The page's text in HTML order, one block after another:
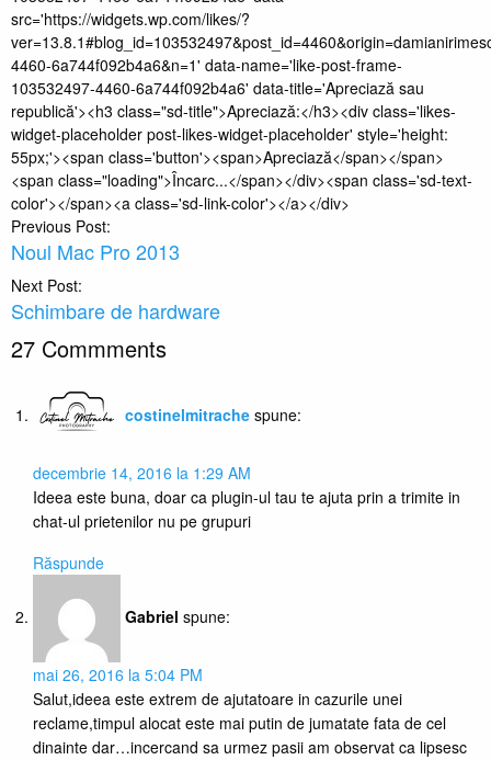
o
fereastră
nouă)
o
fereastră
nouă)
fereastră
nouă)
o
fereastră
nouă) nouă)
src='https://widgets.wp.com/likes/?
4460-6a744f092b4a6&n=1' data-name='like-post-frame-
103532497-4460-6a744f092b4a6' data-title='Apreciază sau
republică'><h3 class="sd-title">Apreciază:</h3><div class='likes-
widget-placeholder post-likes-widget-placeholder' style='height:
55px;'><span class='button'><span>Apreciază</span></span>
<span class="loading">Încarc...</span></div><span class='sd-text-
color'></span><a class='sd-link-color'></a></div>
Post
navigation
Previous Post:
Noul Mac Pro 2013
Next Post:
Schimbare de hardware
27 Commments
costinelmitrache spune:
decembrie 14, 2016 la 1:29 AM
Ideea este buna, doar ca plugin-ul tau te ajuta prin a trimite in
chat-ul prietenilor nu pe grupuri
Răspunde
Gabriel spune:
mai 26, 2016 la 5:04 PM
Salut,ideea este extrem de ajutatoare in cazurile unei
reclame,timpul alocat este mai putin de jumatate fata de cel
dinainte dar…incercand sa urmez pasii am observat ca lipsesc